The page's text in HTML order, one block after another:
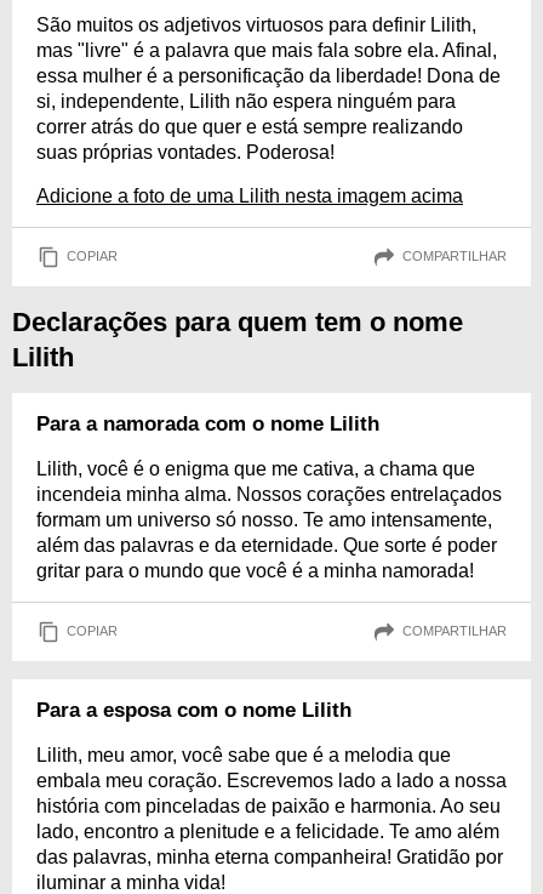
São muitos os adjetivos virtuosos para definir Lilith,
mas "livre" é a palavra que mais fala sobre ela. Afinal,
essa mulher é a personificação da liberdade! Dona de
si, independente, Lilith não espera ninguém para
correr atrás do que quer e está sempre realizando
suas próprias vontades. Poderosa!
Adicione a foto de uma Lilith nesta imagem acima
COPIAR COMPARTILHAR
Declarações para quem tem o nome
Lilith
Para a namorada com o nome Lilith
Lilith, você é o enigma que me cativa, a chama que
incendeia minha alma. Nossos corações entrelaçados
formam um universo só nosso. Te amo intensamente,
além das palavras e da eternidade. Que sorte é poder
gritar para o mundo que você é a minha namorada!
COPIAR COMPARTILHAR
Para a esposa com o nome Lilith
Lilith, meu amor, você sabe que é a melodia que
embala meu coração. Escrevemos lado a lado a nossa
história com pinceladas de paixão e harmonia. Ao seu
lado, encontro a plenitude e a felicidade. Te amo além
das palavras, minha eterna companheira! Gratidão por
iluminar a minha vida!